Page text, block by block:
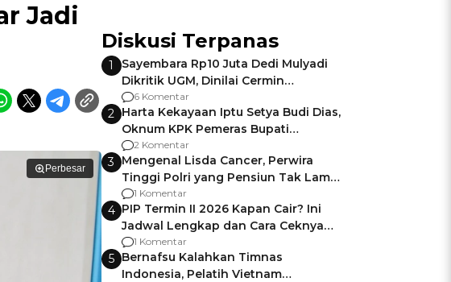
Jadi
Perbesar
Diskusi Terpanas
1
Sayembara Rp10 Juta Dedi Mulyadi
Dikritik UGM, Dinilai Cermin
Gagalnya Negara Jamin Keamanan
6 Komentar
2 Harta Kekayaan Iptu Setya Budi Dias,
Oknum KPK Pemeras Bupati
Pemalang
2 Komentar
3 Mengenal Lisda Cancer, Perwira
Tinggi Polri yang Pensiun Tak Lama
Usai Jadi Brigjen
1 Komentar
4 PIP Termin II 2026 Kapan Cair? Ini
Jadwal Lengkap dan Cara Ceknya
agar Dana Tidak Hangus!
1 Komentar
5 Bernafsu Kalahkan Timnas
Indonesia, Pelatih Vietnam